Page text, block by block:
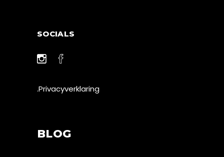
SOCIALS
.Privacyverklaring
BLOG